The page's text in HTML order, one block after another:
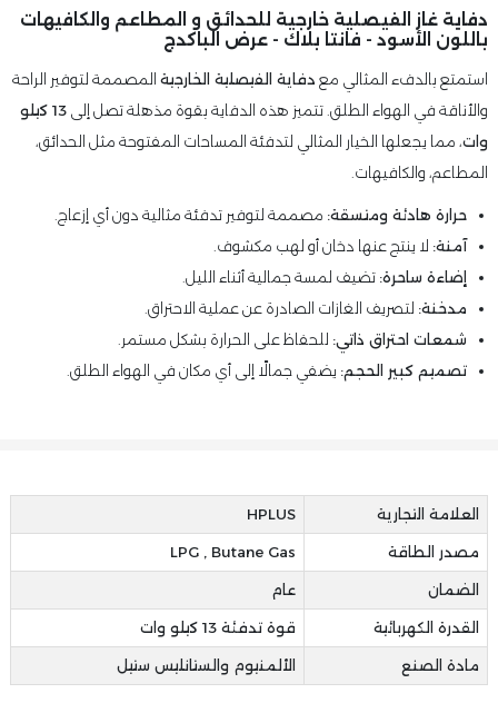
دفاية غاز الفيصلية خارجية للحدائق و المطاعم والكافيهات
باللون الأسود - فانتا بلاك - عرض الباكدج
استمتع بالدفء المثالي مع دفاية الفيصلية الخارجية المصممة لتوفير الراحة
والأناقة في الهواء الطلق. تتميز هذه الدفاية بقوة مذهلة تصل إلى
13 كيلو
وات، مما يجعلها الخيار المثالي لتدفئة المساحات المفتوحة مثل الحدائق،
المطاعم، والكافيهات.
حرارة هادئة ومتسقة: مصممة لتوفير تدفئة مثالية دون أي إزعاج.
آمنة: لا ينتج عنها دخان أو لهب مكشوف.
إضاءة ساحرة: تضيف لمسة جمالية أثناء الليل.
مدخنة: لتصريف الغازات الصادرة عن عملية الاحتراق.
شمعات احتراق ذاتي: للحفاظ على الحرارة بشكل مستمر.
تصميم كبير الحجم: يضفي جمالًا إلى أي مكان في الهواء الطلق.
العلامة التجارية HPLUS
مصدر الطاقة LPG , Butane Gas
الضمان عام
القدرة الكهربائية قوة تدفئة 13 كيلو وات
مادة الصنع الألمنيوم والستانليس ستيل